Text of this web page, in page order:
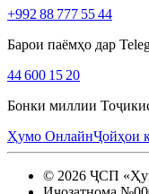
+992 88 777 55 44
Барои паёмҳо дар
44 600 15 20
Бонки миллии
Ҳумо ОнлайнҶойҳои
© 2026 ҶСП